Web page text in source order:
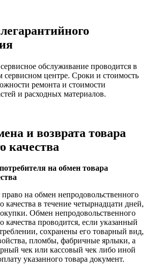
обслуживание проводится в
сервисном центре. Сроки и стоимость
ремонта и стоимости
и расходных материалов.
и возврата товара
качества
на обмен товара
на обмен непродовольственного
качества в течение четырнадцати дней,
Обмен непродовольственного
качества проводится, если указанный
сохранены его товарный вид,
пломбы, фабричные ярлыки, а
чек или кассовый чек либо иной
указанного товара документ.